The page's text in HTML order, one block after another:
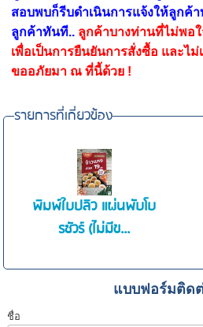
สอบพบก็รีบดำเนินการแจ้งให้ลูกค้
ลูกค้าทันที.. ลูกค้าบางท่านที่ไม่พอใ
เพื่อเป็นการยืนยันการสั่งซื้อ และไม่
ขออภัยมา ณ ที่นี้ด้วย !
รายการที่เกี่ยวข้อง
พิมพ์ใบปลิว แผ่นพับโบ
รชัวร์ (ไม่มีข...
แบบฟอร์มติด
ชื่อ